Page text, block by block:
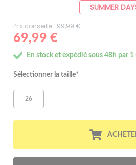
SUMMER
Prix conseillé : 99,99 €
69,99 €
En stock et expédié sous 48h par 1
Sélectionner la taille*
26